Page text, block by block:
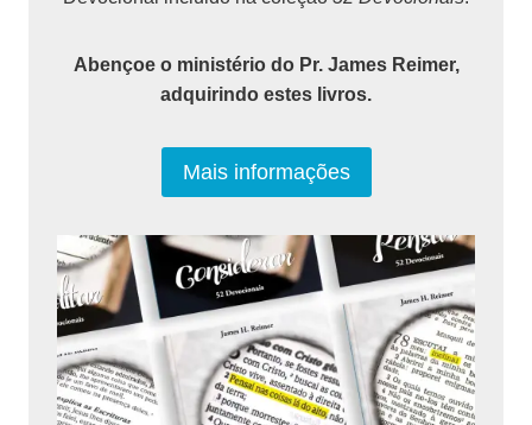
Abençoe o ministério do Pr. James Reimer,
adquirindo estes livros.
Mais informações